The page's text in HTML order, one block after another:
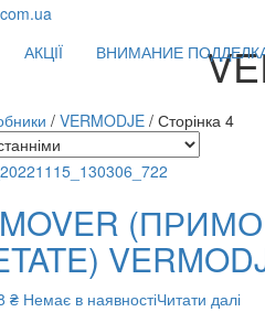
АКЦІЇ ВНИМАНИЕ
/ VERMODJE / Сторінка 4
₴ Немає в наявностіЧитати далі